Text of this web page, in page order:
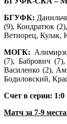
БГУФК:
(9), Кондратюк
Ветиорец, Кулак,
МОГК:
(7), Бабрович
Василенко (2),
Бодиловский,
Счет в серии: 1:0
Матч за 7-9 места